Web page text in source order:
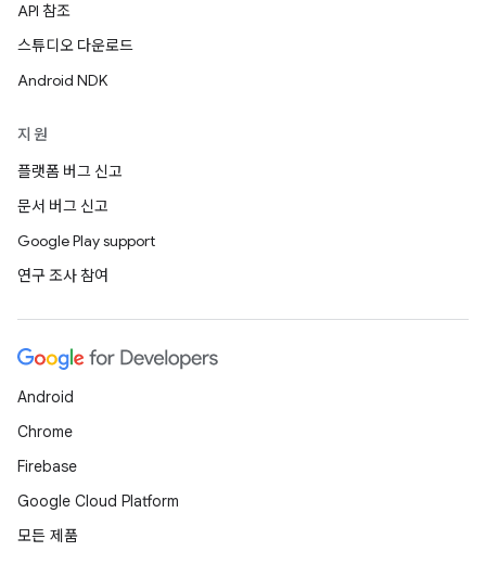
API 참조
스튜디오 다운로드
Android NDK
지원
플랫폼 버그 신고
문서 버그 신고
Google Play support
연구 조사 참여
Android
Chrome
Firebase
Google Cloud Platform
모든 제품